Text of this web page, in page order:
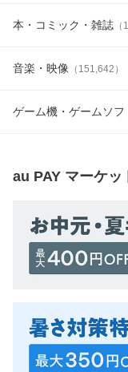
本・コミック・雑誌 （
音楽・映像 （ 151,642 ）
ゲーム機・ゲームソフ
au PAY マーケッ